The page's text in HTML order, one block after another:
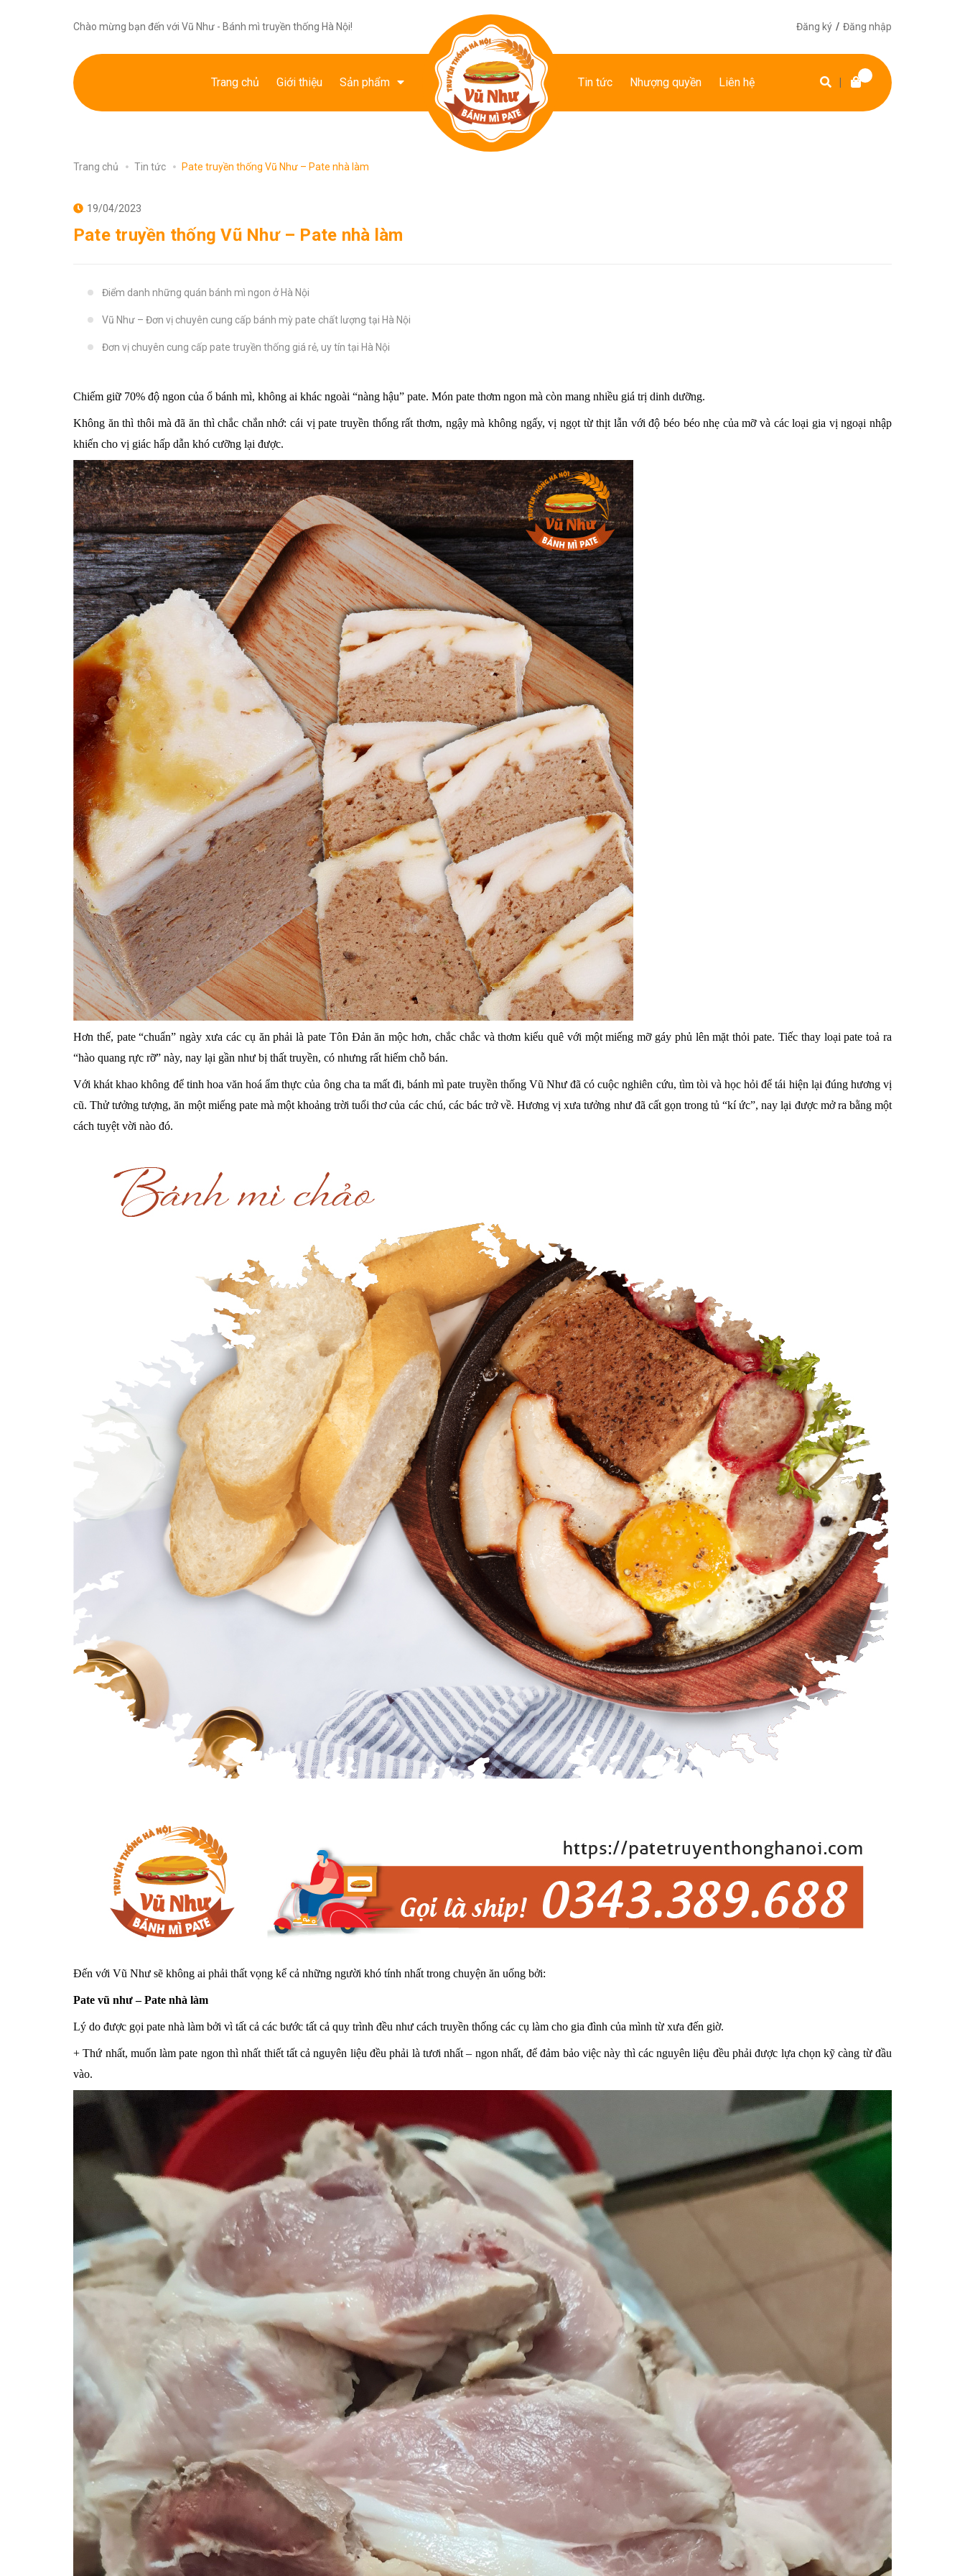
Chào mừng bạn đến với Vũ Như - Bánh mì truyền thống Hà Nội! Đăng ký / Đăng nhập
Trang chủ Giới thiệu Sản phẩm Tin tức Nhượng quyền Liên hệ |
Trang chủ Tin tức Pate truyền thống Vũ Như – Pate nhà làm
19/04/2023
Pate truyền thống Vũ Như – Pate nhà làm
Điểm danh những quán bánh mì ngon ở Hà Nội
Vũ Như – Đơn vị chuyên cung cấp bánh mỳ pate chất lượng tại Hà Nội
Đơn vị chuyên cung cấp pate truyền thống giá rẻ, uy tín tại Hà Nội
Chiếm giữ 70% độ ngon của ổ bánh mì, không ai khác ngoài “nàng hậu” pate. Món pate thơm ngon mà còn mang nhiều giá trị dinh dưỡng.
Không ăn thì thôi mà đã ăn thì chắc chắn nhớ: cái vị pate truyền thống rất thơm, ngậy mà không ngấy, vị ngọt từ thịt lẫn với độ béo béo nhẹ của mỡ và các loại gia vị ngoại nhập
khiến cho vị giác hấp dẫn khó cưỡng lại được.
Hơn thế, pate “chuẩn” ngày xưa các cụ ăn phải là pate Tôn Đản ăn mộc hơn, chắc chắc và thơm kiểu quê với một miếng mỡ gáy phủ lên mặt thỏi pate. Tiếc thay loại pate toả ra
“hào quang rực rỡ” này, nay lại gần như bị thất truyền, có nhưng rất hiếm chỗ bán.
Với khát khao không để tinh hoa văn hoá ẩm thực của ông cha ta mất đi, bánh mì pate truyền thống Vũ Như đã có cuộc nghiên cứu, tìm tòi và học hỏi để tái hiện lại đúng hương vị
cũ. Thử tưởng tượng, ăn một miếng pate mà một khoảng trời tuổi thơ của các chú, các bác trở về. Hương vị xưa tưởng như đã cất gọn trong tủ “kí ức”, nay lại được mở ra bằng một
cách tuyệt vời nào đó.
Đến với Vũ Như sẽ không ai phải thất vọng kể cả những người khó tính nhất trong chuyện ăn uống bởi:
Pate vũ như – Pate nhà làm
Lý do được gọi pate nhà làm bởi vì tất cả các bước tất cả quy trình đều như cách truyền thống các cụ làm cho gia đình của mình từ xưa đến giờ.
+ Thứ nhất, muốn làm pate ngon thì nhất thiết tất cả nguyên liệu đều phải là tươi nhất – ngon nhất, để đảm bảo việc này thì các nguyên liệu đều phải được lựa chọn kỹ càng từ đầu
vào.